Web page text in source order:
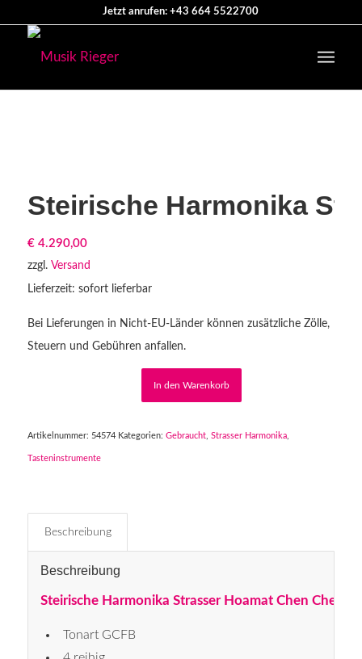
Jetzt anrufen: +43 664 5522700
Steirische Harmonika
€4.290,00
zzgl. Versand
Lieferzeit: sofort lieferbar
Bei Lieferungen in Nicht-EU-Länder können zusätzliche Zölle,
Steuern und Gebühren anfallen.
In den Warenkorb
Artikelnummer: 54574 Kategorien: Gebraucht, Strasser Harmonika,
Tasteninstrumente
Beschreibung
Beschreibung
Steirische Harmonika Strasser Hoamat Chen Chen
Tonart GCFB